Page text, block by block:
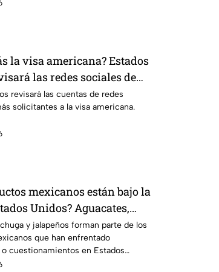
la visa americana? Estados
las redes sociales de
revisará las cuentas de redes
solicitantes a la visa americana.
mexicanos están bajo la
Aguacates,
encabezan la lista
y jalapeños forman parte de los
que han enfrentado
cuestionamientos en Estados
por qué.